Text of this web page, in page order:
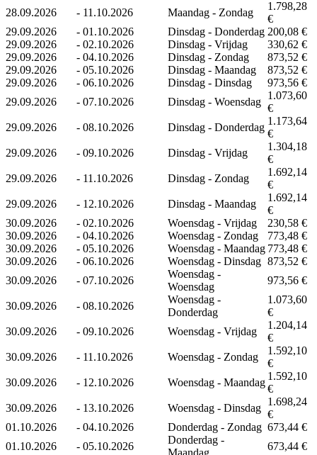
28.09.2026
- 11.10.2026 Maandag - Zondag
1.798,28
€
29.09.2026
- 01.10.2026 Dinsdag - Donderdag 200,08 €
29.09.2026
- 02.10.2026 Dinsdag - Vrijdag
330,62 €
29.09.2026
- 04.10.2026 Dinsdag - Zondag
873,52 €
29.09.2026
- 05.10.2026 Dinsdag - Maandag
873,52 €
29.09.2026
- 06.10.2026 Dinsdag - Dinsdag
973,56 €
29.09.2026
- 07.10.2026 Dinsdag - Woensdag
1.073,60
€
29.09.2026
- 08.10.2026 Dinsdag - Donderdag
1.173,64
€
29.09.2026
- 09.10.2026 Dinsdag - Vrijdag
1.304,18
€
29.09.2026
- 11.10.2026 Dinsdag - Zondag
1.692,14
€
29.09.2026
- 12.10.2026 Dinsdag - Maandag
1.692,14
€
30.09.2026
- 02.10.2026 Woensdag - Vrijdag
230,58 €
30.09.2026
- 04.10.2026 Woensdag - Zondag
773,48 €
30.09.2026
- 05.10.2026 Woensdag - Maandag 773,48 €
30.09.2026
- 06.10.2026 Woensdag - Dinsdag 873,52 €
30.09.2026
- 07.10.2026
Woensdag -
Woensdag
973,56 €
30.09.2026 - 08.10.2026
Woensdag -
Donderdag
1.073,60
€
30.09.2026
- 09.10.2026 Woensdag - Vrijdag
1.204,14
€
30.09.2026
- 11.10.2026 Woensdag - Zondag
1.592,10
€
30.09.2026
- 12.10.2026 Woensdag - Maandag
1.592,10
€
30.09.2026
- 13.10.2026 Woensdag - Dinsdag
1.698,24
€
01.10.2026
- 04.10.2026 Donderdag - Zondag 673,44 €
01.10.2026
- 05.10.2026
Donderdag -
Maandag
673,44 €